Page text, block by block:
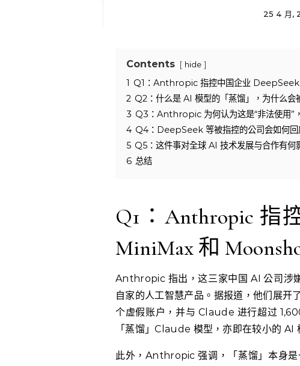
25 4 月,
Contents hide
1 Q1：Anthropic 指控中国企业
2 Q2：什么是 AI 模型的「蒸馏」，为什么会
3 Q3：Anthropic 为何认为这是“非法使用”
4 Q4：DeepSeek 等被指控的公司会如何回
5 Q5：这件事对全球 AI 技术发展与合作有何
6 总结
Q1：Anthropic 指
MiniMax 和
Anthropic 指出，这三家中国 AI 公司涉
自家的人工智慧产品。据报道，他们展
个虚假账户，并与 Claude 进行超过
「蒸馏」Claude 模型，亦即在较小的
此外，Anthropic 强调，「蒸馏」本身